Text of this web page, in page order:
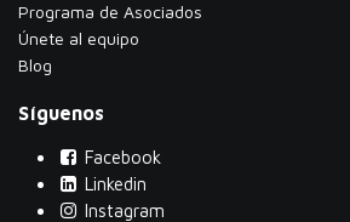
​Programa de Asociados
Únete al equipo
Blog
Síguenos
Facebook
Linkedin
Instagram